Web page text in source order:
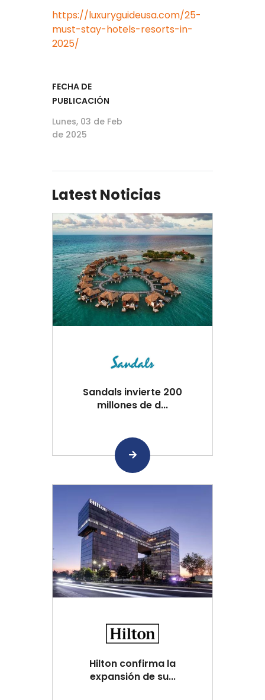
https://luxuryguideusa.com/25-
must-stay-hotels-resorts-in-
2025/
FECHA DE
PUBLICACIÓN
Lunes, 03 de Feb
de 2025
Latest Noticias
Sandals invierte 200
millones de d...
Hilton confirma la
expansión de su...